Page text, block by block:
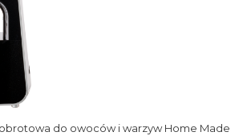
do owoców i warzyw Home Made